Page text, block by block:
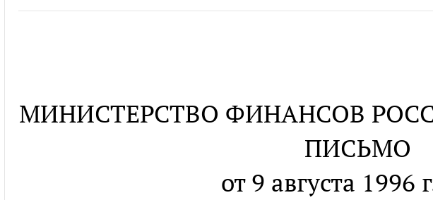
МИНИСТЕРСТВО ФИНАНСОВ
ПИСЬМО
от 9 августа 1996